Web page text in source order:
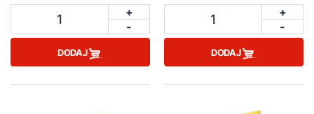
1
+
-
DODAJ
1
+
-
DODAJ